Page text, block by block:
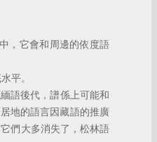
，它會和周邊的依度語
平。
語後代，譜係上可能和
地的語言因藏語的推廣
們大多消失了，松林語